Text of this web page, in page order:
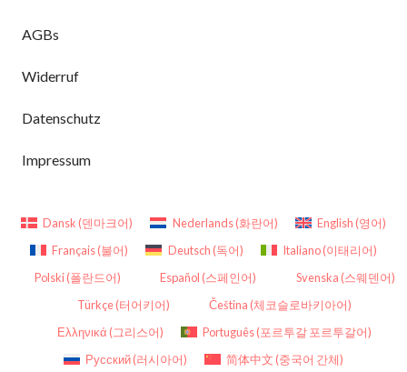
AGBs
Widerruf
Datenschutz
Impressum
Dansk (덴마크어) Nederlands(화란어) English (영어)
Français(불어) Deutsch (독어) Italiano(이태리어)
Polski(폴란드어) Español (스페인어) Svenska (스웨덴어)
Türkçe(터어키어) Čeština (체코슬로바키아어)
Ελληνικά (그리스어) Português(포르투갈 포르투갈어)
Русский(러시아어) 简体中文 (중국어 간체)